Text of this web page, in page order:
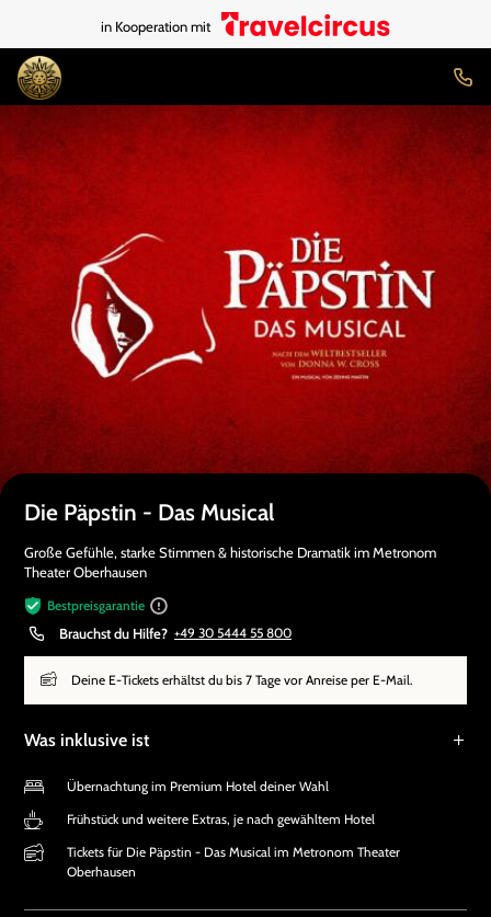
in Kooperation mit
Die Päpstin - Das Musical
Große Gefühle, starke Stimmen & historische Dramatik im Metronom
Theater Oberhausen
Bestpreisgarantie
Brauchst du Hilfe? +49 30 5444 55 800
Deine E-Tickets erhältst du bis 7 Tage vor Anreise per E-Mail.
Was inklusive ist
Übernachtung im Premium Hotel deiner Wahl
Frühstück und weitere Extras, je nach gewähltem Hotel
Tickets für Die Päpstin - Das Musical im Metronom Theater
Oberhausen